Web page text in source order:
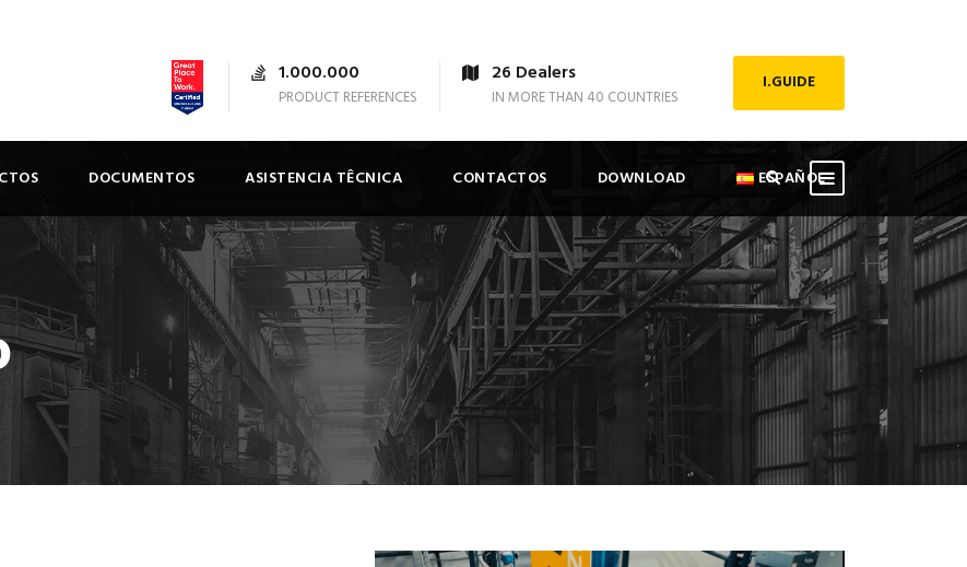
1.000.000
PRODUCT REFERENCES
26 Dealers
IN MORE THAN 40 COUNTRIES
I.GUIDE
DOCUMENTOS ASISTENCIA TÊCNICA CONTACTOS DOWNLOAD ESPAÑOL